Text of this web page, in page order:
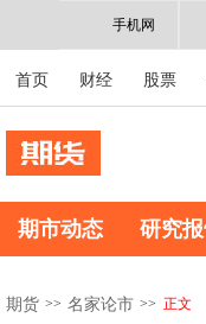
手机网
首页 财经 股票
期市动态 研究
期货 >> 名家论市 >> 正文